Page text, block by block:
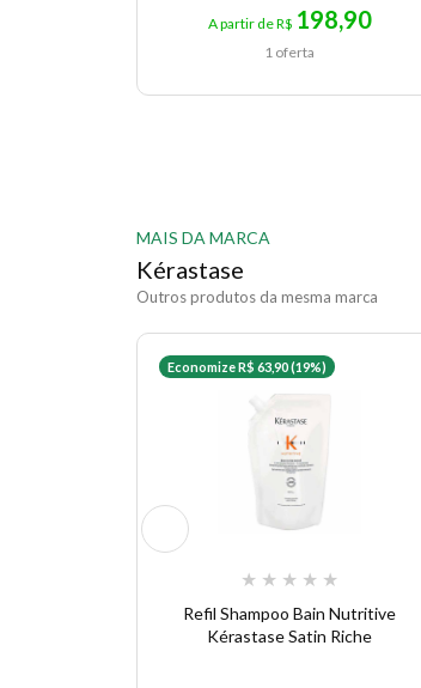
A partir de R$ 198,90
1 oferta
MAIS DA MARCA
Kérastase
Outros produtos da mesma marca
Economize R$ 63,90 (19%)
★ ★ ★ ★ ★
Refil Shampoo Bain Nutritive
Kérastase Satin Riche